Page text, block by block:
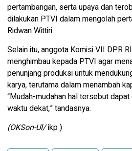
pertambangan, serta upaya dan
dilakukan PTVI dalam mengolah
Ridwan Wittiri.
Selain itu, anggota Komisi VII DPR
menghimbau kepada PTVI agar
penunjang produksi untuk
karya, terutama dalam menambah
“Mudah-mudahan hal tersebut
waktu dekat,” tandasnya.
(OKSon-Ul/ikp )